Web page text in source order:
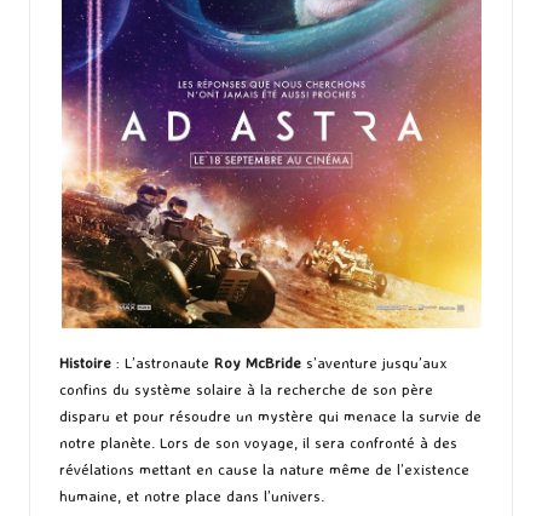
Histoire : L’astronaute Roy McBride s’aventure jusqu’aux
confins du système solaire à la recherche de son père
disparu et pour résoudre un mystère qui menace la survie de
notre planète. Lors de son voyage, il sera confronté à des
révélations mettant en cause la nature même de l’existence
humaine, et notre place dans l’univers.